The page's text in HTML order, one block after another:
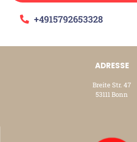
+4915792653328
ADRESSE
Breite Str. 47
53111 Bonn